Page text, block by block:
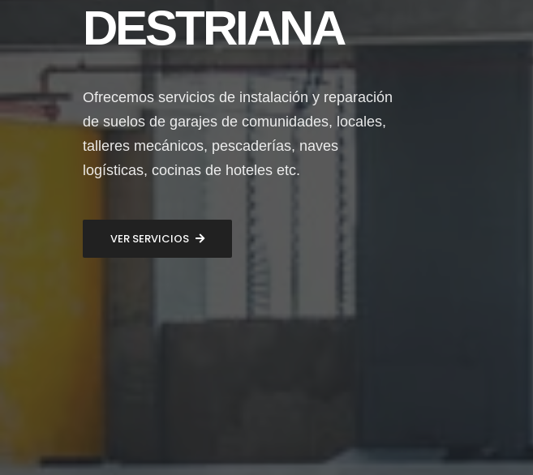
DESTRIANA
Ofrecemos servicios de instalación y reparación
de suelos de garajes de comunidades, locales,
talleres mecánicos, pescaderías, naves
logísticas, cocinas de hoteles etc.
VER SERVICIOS